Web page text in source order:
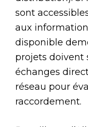
sont
aux
disponible
projets doivent
échanges
réseau pour
raccordement.